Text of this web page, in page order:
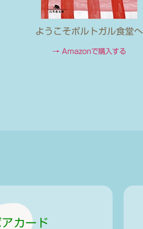
ようこそポルトガル食堂へ
→ Amazonで購入する
アカード